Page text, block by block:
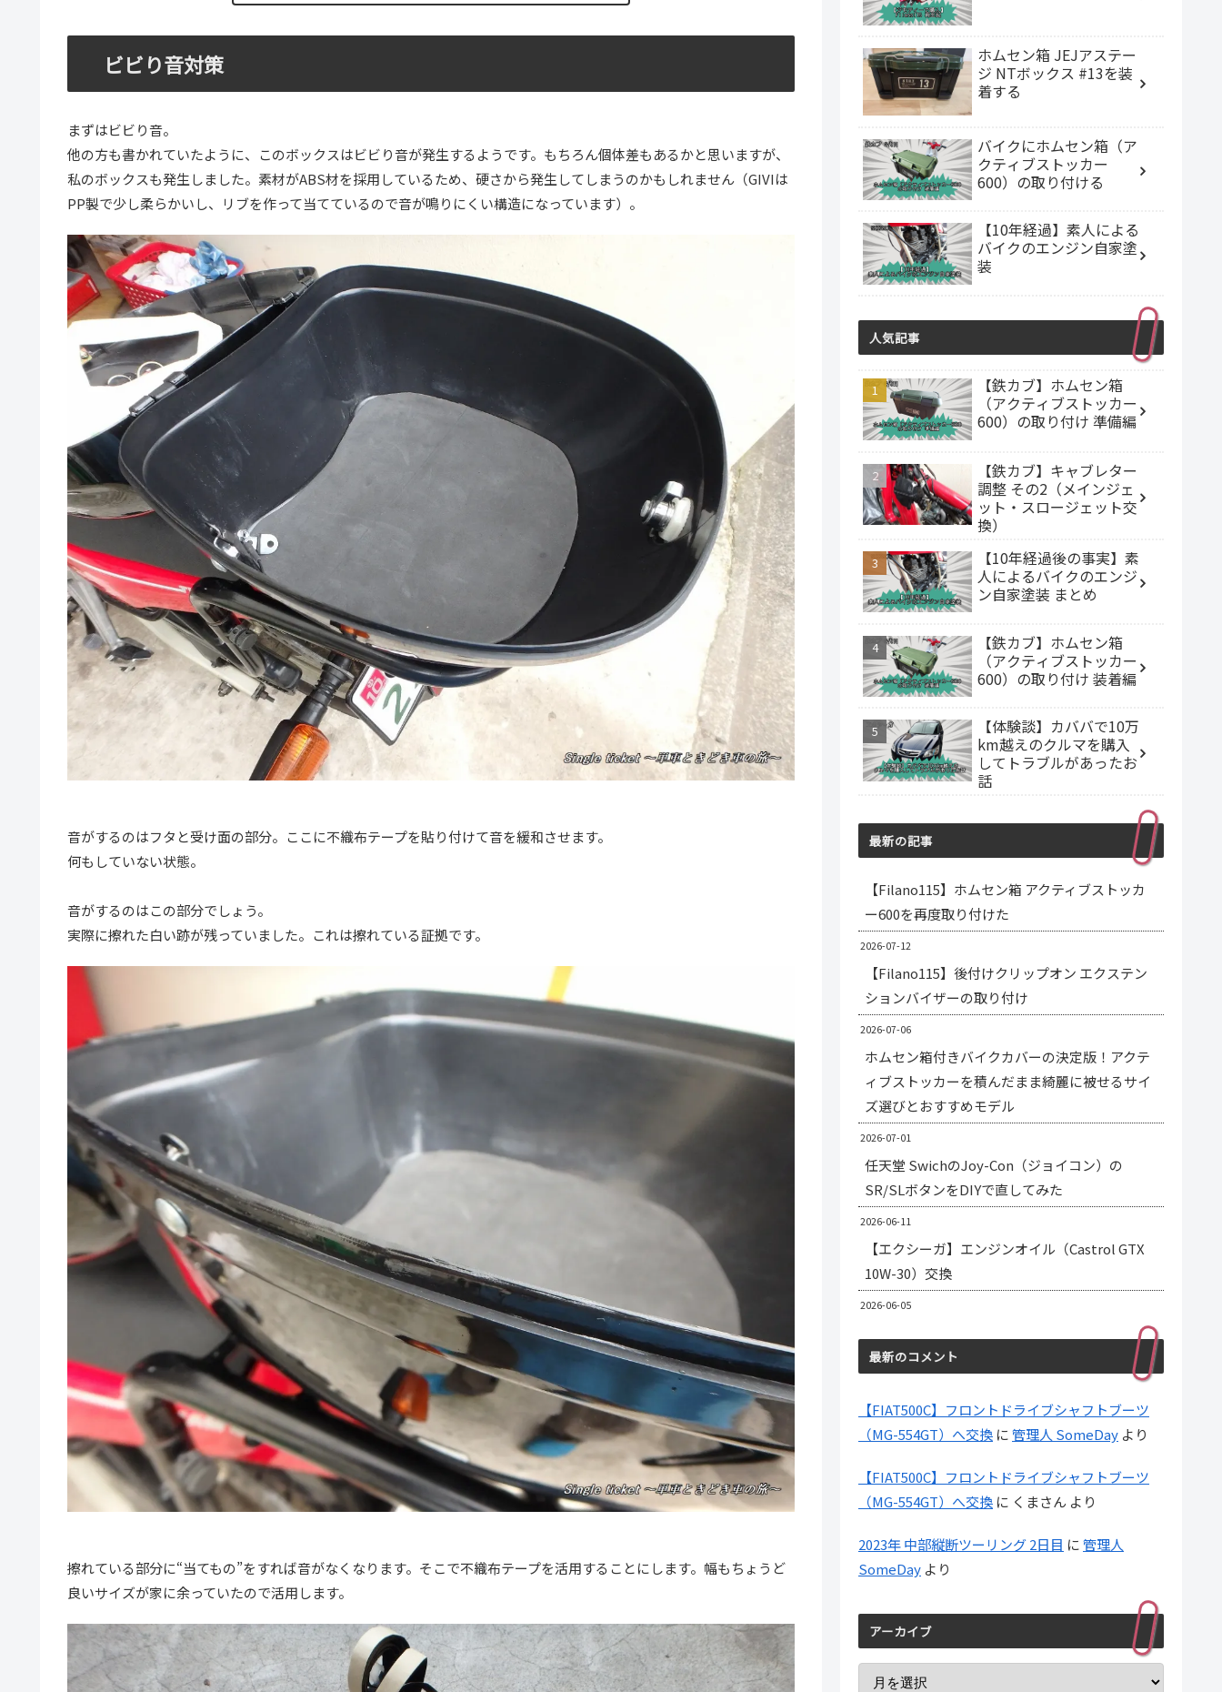
ビビり音対策
まずはビビり音。
他の方も書かれていたように、このボックスはビビり音が発生するようです。もちろん個体差もあるかと思いますが、
私のボックスも発生しました。素材がABS材を採用しているため、硬さから発生してしまうのかもしれません（GIVIは
PP製で少し柔らかいし、リブを作って当てているので音が鳴りにくい構造になっています）。
音がするのはフタと受け面の部分。ここに不織布テープを貼り付けて音を緩和させます。
何もしていない状態。
音がするのはこの部分でしょう。
実際に擦れた白い跡が残っていました。これは擦れている証拠です。
擦れている部分に“当てもの”をすれば音がなくなります。そこで不織布テープを活用することにします。幅もちょうど
良いサイズが家に余っていたので活用します。
ホムセン箱 JEJアステー
ジ NTボックス #13を装
着する
バイクにホムセン箱（ア
クティブストッカー
600）の取り付ける
【10年経過】素人による
バイクのエンジン自家塗
装
人気記事
【鉄カブ】ホムセン箱
（アクティブストッカー
600）の取り付け 準備編
【鉄カブ】キャブレター
調整 その2（メインジェ
ット・スロージェット交
換）
【10年経過後の事実】素
人によるバイクのエンジ
ン自家塗装 まとめ
【鉄カブ】ホムセン箱
（アクティブストッカー
600）の取り付け 装着編
【体験談】カババで10万
km越えのクルマを購入
してトラブルがあったお
話
最新の記事
【Filano115】ホムセン箱 アクティブストッカ
ー600を再度取り付けた
2026-07-12
【Filano115】後付けクリップオン エクステン
ションバイザーの取り付け
2026-07-06
ホムセン箱付きバイクカバーの決定版！アクテ
ィブストッカーを積んだまま綺麗に被せるサイ
ズ選びとおすすめモデル
2026-07-01
任天堂 SwichのJoy-Con（ジョイコン）の
SR/SLボタンをDIYで直してみた
2026-06-11
【エクシーガ】エンジンオイル（Castrol GTX
10W-30）交換
2026-06-05
最新のコメント
【FIAT500C】フロントドライブシャフトブーツ
（MG-554GT）へ交換 に管理人 SomeDay より
【FIAT500C】フロントドライブシャフトブーツ
（MG-554GT）へ交換 に くまさん より
2023年 中部縦断ツーリング 2日目 に管理人
SomeDay より
アーカイブ